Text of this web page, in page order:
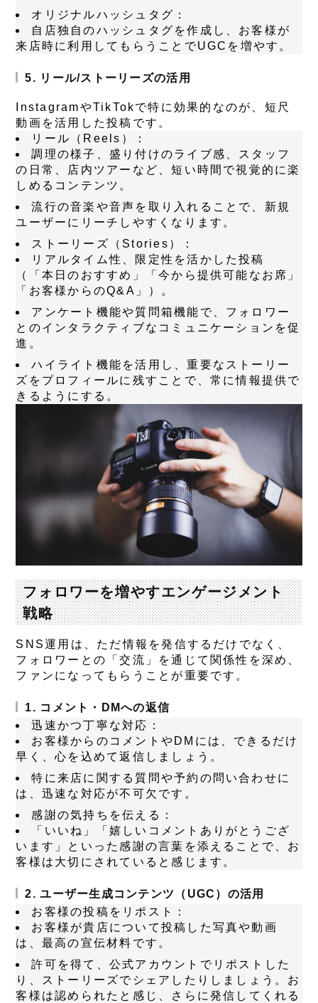
オリジナルハッシュタグ：
自店独自のハッシュタグを作成し、お客様が
来店時に利用してもらうことでUGCを増やす。
5. リール/ストーリーズの活用
InstagramやTikTokで特に効果的なのが、短尺
動画を活用した投稿です。
リール（Reels）：
調理の様子、盛り付けのライブ感、スタッフ
の日常、店内ツアーなど、短い時間で視覚的に楽
しめるコンテンツ。
流行の音楽や音声を取り入れることで、新規
ユーザーにリーチしやすくなります。
ストーリーズ（Stories）：
リアルタイム性、限定性を活かした投稿
（「本日のおすすめ」「今から提供可能なお席」
「お客様からのQ&A」）。
アンケート機能や質問箱機能で、フォロワー
とのインタラクティブなコミュニケーションを促
進。
ハイライト機能を活用し、重要なストーリー
ズをプロフィールに残すことで、常に情報提供で
きるようにする。
フォロワーを増やすエンゲージメント
戦略
SNS運用は、ただ情報を発信するだけでなく、
フォロワーとの「交流」を通じて関係性を深め、
ファンになってもらうことが重要です。
1. コメント・DMへの返信
迅速かつ丁寧な対応：
お客様からのコメントやDMには、できるだけ
早く、心を込めて返信しましょう。
特に来店に関する質問や予約の問い合わせに
は、迅速な対応が不可欠です。
感謝の気持ちを伝える：
「いいね」「嬉しいコメントありがとうござ
います」といった感謝の言葉を添えることで、お
客様は大切にされていると感じます。
2. ユーザー生成コンテンツ（UGC）の活用
お客様の投稿をリポスト：
お客様が貴店について投稿した写真や動画
は、最高の宣伝材料です。
許可を得て、公式アカウントでリポストした
り、ストーリーズでシェアしたりしましょう。お
客様は認められたと感じ、さらに発信してくれる